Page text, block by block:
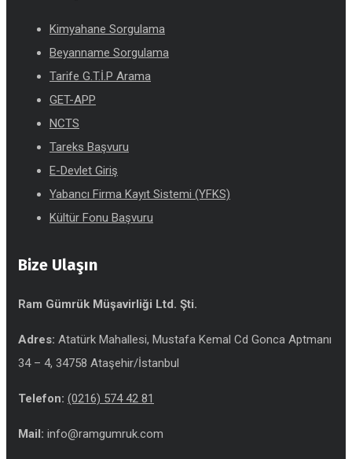
Kimyahane Sorgulama
Beyanname Sorgulama
Tarife G.T.İ.P Arama
GET-APP
NCTS
Tareks Başvuru
E-Devlet Giriş
Yabancı Firma Kayıt Sistemi (YFKS)
Kültür Fonu Başvuru
Bize Ulaşın
Ram Gümrük Müşavirliği Ltd. Şti.
Adres: Atatürk Mahallesi, Mustafa Kemal Cd Gonca Aptmanı
34 – 4, 34758 Ataşehir/İstanbul
Telefon: (0216) 574 42 81
Mail: info@ramgumruk.com